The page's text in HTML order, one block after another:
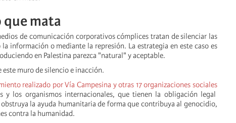
que mata
de comunicación corporativos cómplices tratan de silenciar las
información o mediante la represión. La estrategia en este caso es
en Palestina parezca "natural" y aceptable.
muro de silencio e inacción.
realizado por Vía Campesina y otras 17 organizaciones sociales
y los organismos internacionales, que tienen la obligación legal
la ayuda humanitaria de forma que contribuya al genocidio,
contra la humanidad.